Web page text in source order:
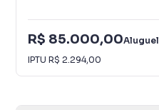
R$ 85.000,00Aluguel
IPTU R$ 2.294,00